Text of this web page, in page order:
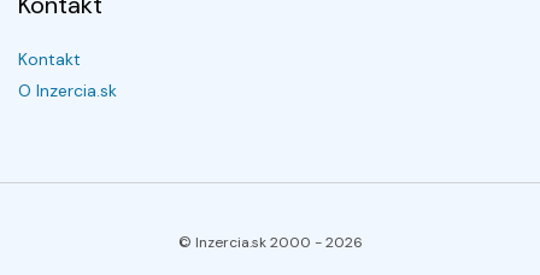
Kontakt
O Inzercia.sk
© Inzercia.sk 2000 -2026